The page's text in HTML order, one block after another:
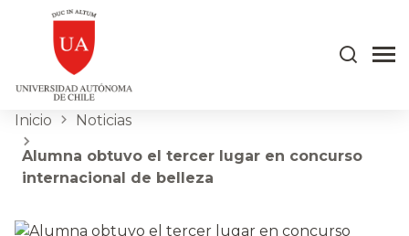
Inicio Noticias
Alumna obtuvo el tercer lugar en concurso
internacional de belleza